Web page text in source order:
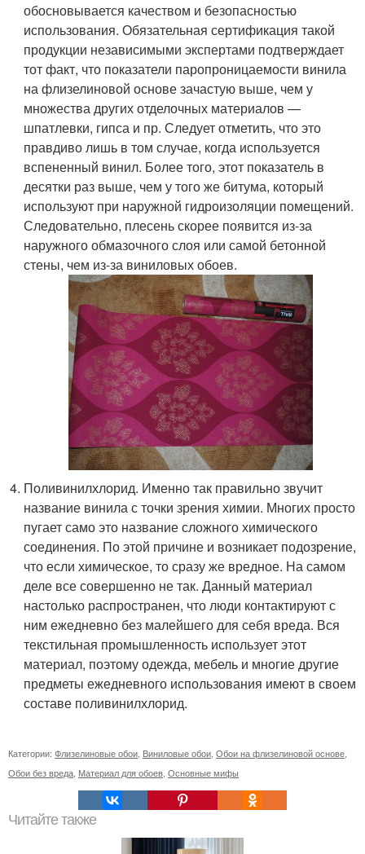
обосновывается качеством и безопасностью
использования. Обязательная сертификация такой
продукции независимыми экспертами подтверждает
тот факт, что показатели паропроницаемости винила
на флизелиновой основе зачастую выше, чем у
множества других отделочных материалов —
шпатлевки, гипса и пр. Следует отметить, что это
правдиво лишь в том случае, когда используется
вспененный винил. Более того, этот показатель в
десятки раз выше, чем у того же битума, который
используют при наружной гидроизоляции помещений.
Следовательно, плесень скорее появится из-за
наружного обмазочного слоя или самой бетонной
стены, чем из-за виниловых обоев.
Поливинилхлорид. Именно так правильно звучит
название винила с точки зрения химии. Многих просто
пугает само это название сложного химического
соединения. По этой причине и возникает подозрение,
что если химическое, то сразу же вредное. На самом
деле все совершенно не так. Данный материал
настолько распространен, что люди контактируют с
ним ежедневно без малейшего для себя вреда. Вся
текстильная промышленность использует этот
материал, поэтому одежда, мебель и многие другие
предметы ежедневного использования имеют в своем
составе поливинилхлорид.
Категории: Флизелиновые обои, Виниловые обои, Обои на флизелиновой основе,
Обои без вреда, Материал для обоев, Основные мифы
Читайте также